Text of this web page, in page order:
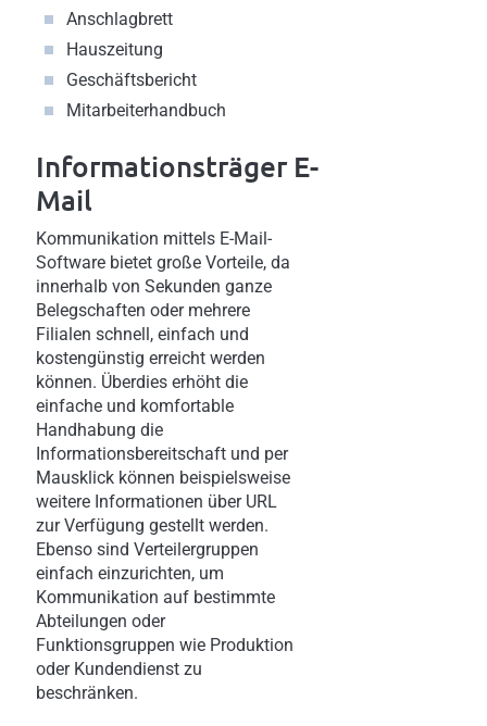
Anschlagbrett
Hauszeitung
Geschäftsbericht
Mitarbeiterhandbuch
Informationsträger E-
Mail
Kommunikation mittels E-Mail-
Software bietet große Vorteile, da
innerhalb von Sekunden ganze
Belegschaften oder mehrere
Filialen schnell, einfach und
kostengünstig erreicht werden
können. Überdies erhöht die
einfache und komfortable
Handhabung die
Informationsbereitschaft und per
Mausklick können beispielsweise
weitere Informationen über URL
zur Verfügung gestellt werden.
Ebenso sind Verteilergruppen
einfach einzurichten, um
Kommunikation auf bestimmte
Abteilungen oder
Funktionsgruppen wie Produktion
oder Kundendienst zu
beschränken.